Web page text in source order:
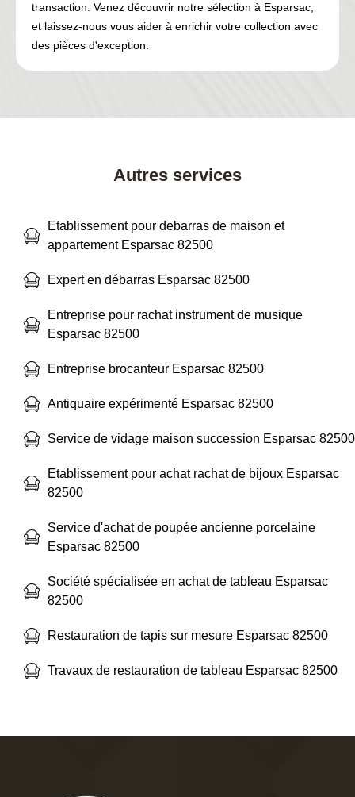
transaction. Venez découvrir notre sélection à Esparsac,
et laissez-nous vous aider à enrichir votre collection avec
des pièces d'exception.
Autres services
Etablissement pour debarras de maison et
appartement Esparsac 82500
Expert en débarras Esparsac 82500
Entreprise pour rachat instrument de musique
Esparsac 82500
Entreprise brocanteur Esparsac 82500
Antiquaire expérimenté Esparsac 82500
Service de vidage maison succession Esparsac 82500
Etablissement pour achat rachat de bijoux Esparsac
82500
Service d'achat de poupée ancienne porcelaine
Esparsac 82500
Société spécialisée en achat de tableau Esparsac
82500
Restauration de tapis sur mesure Esparsac 82500
Travaux de restauration de tableau Esparsac 82500